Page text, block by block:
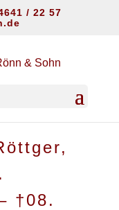
/ 22 57
†08.